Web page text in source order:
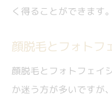
ブル対策
性比較
敏感肌が脱
る際のポイン
く得ることができます。
顔脱毛とフォトフ
顔脱毛とフォトフェイ
か迷う方が多いですが